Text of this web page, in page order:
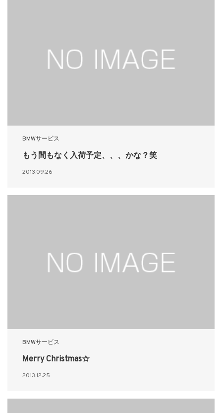
BMWサービス
もう間もなく入荷予定、、、かな？笑
2013.09.26
BMWサービス
Merry Christmas☆
2013.12.25